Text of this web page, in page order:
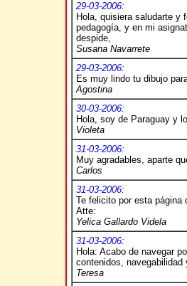
29-03-2006:
Hola, quisiera saludarte y
pedagogía, y en mi
despide,
Susana Navarrete
29-03-2006:
Es muy lindo tu dibujo
Agostina
30-03-2006:
Hola, soy de Paraguay y
Violeta
31-03-2006:
Muy agradables, aparte
Carlos
31-03-2006:
Te felicito por esta página
Atte:
Yelica Gallardo Videla
31-03-2006:
Hola: Acabo de navegar
contenidos,
Teresa